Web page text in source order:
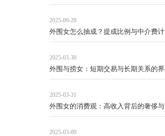
2025-09-20
外围女怎么抽成？提成比例与中介费计
2025-03-30
外围与捞女：短期交易与长期关系的界
2025-03-31
外围女的消费观：高收入背后的奢侈与
2025-03-09